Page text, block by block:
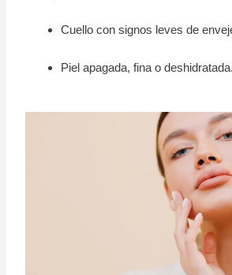
Cuello con signos leves de
Piel apagada, fina o deshidratada.